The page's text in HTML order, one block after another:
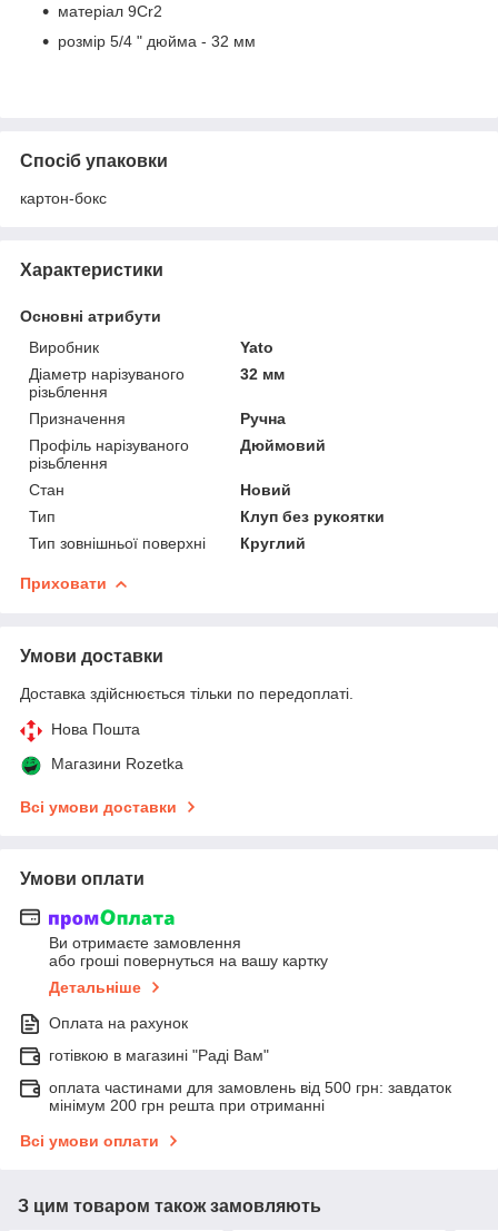
матеріал 9Cr2
розмір 5/4 " дюйма - 32 мм
Спосіб упаковки
картон-бокс
Характеристики
Основні атрибути
Виробник
Yato
Діаметр нарізуваного
різьблення
32 мм
Призначення
Ручна
Профіль нарізуваного
різьблення
Дюймовий
Стан
Новий
Тип
Клуп без рукоятки
Тип зовнішньої поверхні
Круглий
Приховати
Умови доставки
Доставка здійснюється тільки по передоплаті.
Нова Пошта
Магазини Rozetka
Всі умови доставки
Умови оплати
Ви отримаєте замовлення
або гроші повернуться на вашу картку
Детальніше
Оплата на рахунок
готівкою в магазині "Раді Вам"
оплата частинами для замовлень від 500 грн: завдаток
мінімум 200 грн решта при отриманні
Всі умови оплати
З цим товаром також замовляють